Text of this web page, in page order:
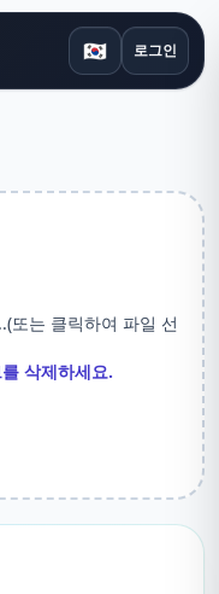
🇰🇷 로그인
또는 클릭하여 파일 선
삭제하세요.